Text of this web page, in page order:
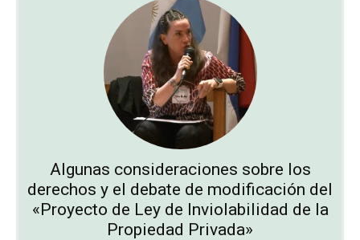
Algunas consideraciones sobre los
derechos y el debate de modificación del
«Proyecto de Ley de Inviolabilidad de la
Propiedad Privada»